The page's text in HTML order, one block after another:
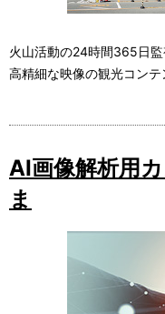
火山活動の24時間365日
高精細な映像の観光コン
AI画像解析用
ま